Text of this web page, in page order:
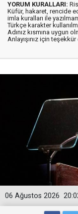
YORUM KURALLARI:
Küfür, hakaret, rencide
imla kuralları ile
Türkçe karakter
Adınız kısmına uygun
Anlayışınız için
06 Ağustos 2026